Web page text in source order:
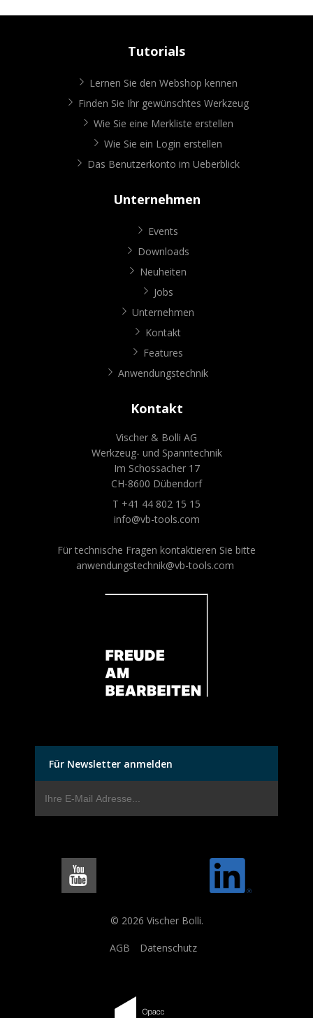
Tutorials
Lernen Sie den Webshop kennen
Finden Sie Ihr gewünschtes Werkzeug
Wie Sie eine Merkliste erstellen
Wie Sie ein Login erstellen
Das Benutzerkonto im Ueberblick
Unternehmen
Events
Downloads
Neuheiten
Jobs
Unternehmen
Kontakt
Features
Anwendungstechnik
Kontakt
Vischer & Bolli AG
Werkzeug- und Spanntechnik
Im Schossacher 17
CH-8600 Dübendorf
T +41 44 802 15 15
info@vb-tools.com
Für technische Fragen kontaktieren Sie bitte
anwendungstechnik@vb-tools.com
Für Newsletter anmelden
© 2026 Vischer Bolli.
AGB Datenschutz